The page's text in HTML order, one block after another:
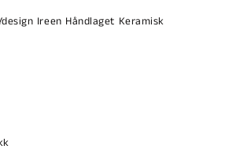
Ireen Håndlaget Keramisk